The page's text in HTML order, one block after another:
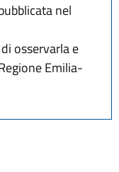
nel
osservarla e
Emilia-